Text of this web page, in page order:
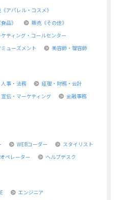
アパレル・コスメ》
品》
販売《その他》
ティング・コールセンター
ミューズメント 美容師・理容師
事・法務
経理・財務・会計
伝・マーケティング
金融事務
WEBコーダー
スタイリスト
ペレーター ヘルプデスク
エンジニア